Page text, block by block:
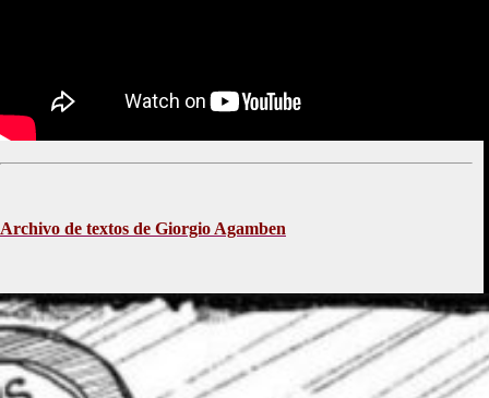
Archivo de textos de Giorgio Agamben